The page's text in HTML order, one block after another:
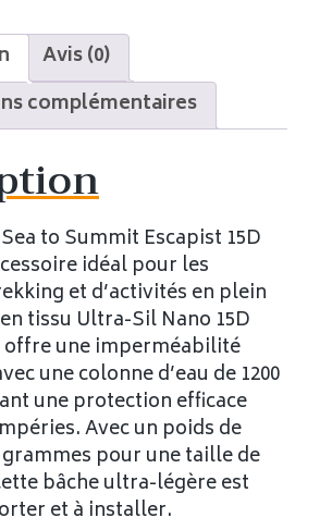
Avis (0)
complémentaires
to Summit Escapist 15D
idéal pour les
et d’activités en plein
tissu Ultra-Sil Nano 15D
offre une imperméabilité
une colonne d’eau de 1200
une protection efficace
Avec un poids de
pour une taille de
bâche ultra-légère est
et à installer.